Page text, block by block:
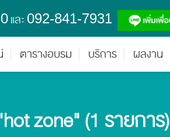
และ 092-841-7931
ตารางอบรม บริการ ผลงาน
zone" (1 รายการ)